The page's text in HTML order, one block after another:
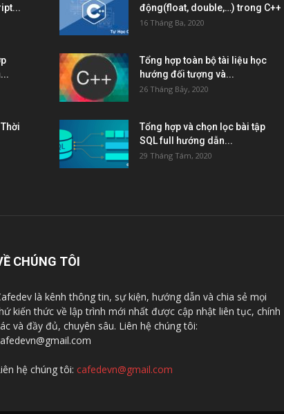
động(float, double,…) trong C++
16 Tháng Ba, 2020
Tổng hợp toàn bộ tài liệu học
hướng đối tượng và...
26 Tháng Bảy, 2020
Tổng hợp và chọn lọc bài tập
SQL full hướng dẫn...
29 Tháng Tám, 2020
CHÚNG TÔI
là kênh thông tin, sự kiện, hướng dẫn và chia sẻ mọi
kiến thức về lập trình mới nhất được cập nhật liên tục, chính
và đầy đủ, chuyên sâu. Liên hệ chúng tôi:
hệ chúng tôi: cafedevn@gmail.com